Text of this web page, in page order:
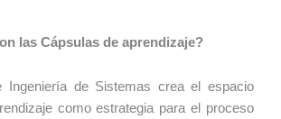
las Cápsulas de aprendizaje?
Ingeniería de Sistemas crea el espacio
como estrategia para el proceso